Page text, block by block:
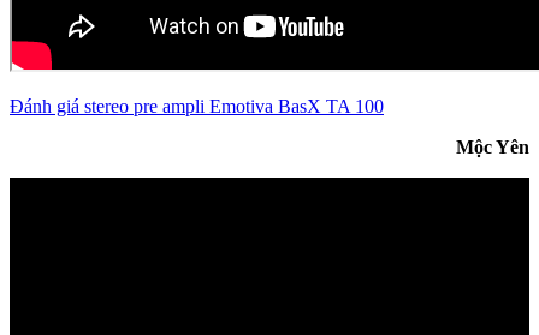
Đánh giá stereo pre ampli Emotiva BasX TA 100
Mộc Yên